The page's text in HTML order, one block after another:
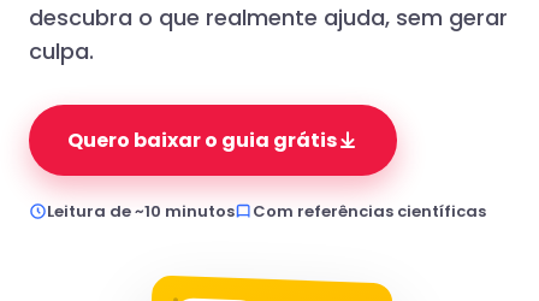
descubra o que realmente ajuda, sem gerar
culpa.
Quero baixar o guia grátis
Leitura de ~10 minutos Com referências científicas